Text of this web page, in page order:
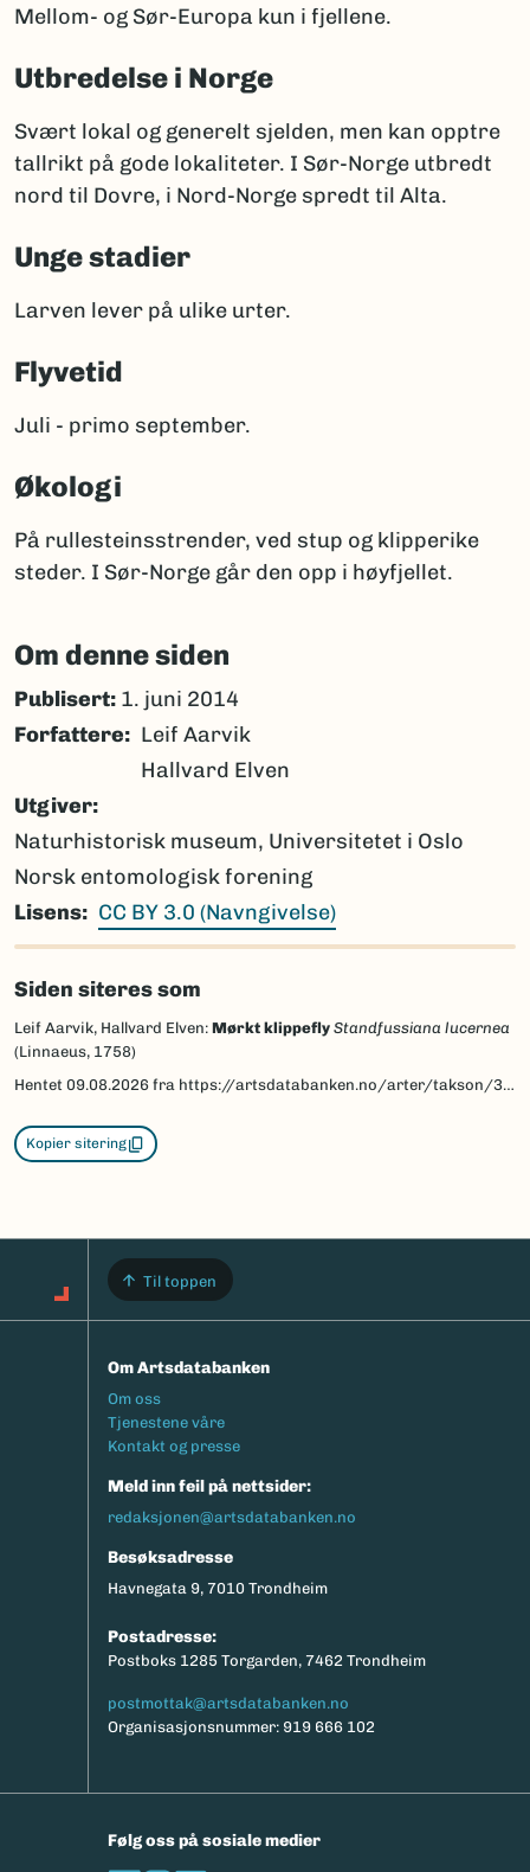
Mellom- og Sør-Europa kun i fjellene.
Utbredelse i Norge
Svært lokal og generelt sjelden, men kan opptre
tallrikt på gode lokaliteter. I Sør-Norge utbredt
nord til Dovre, i Nord-Norge spredt til Alta.
Unge stadier
Larven lever på ulike urter.
Flyvetid
Juli - primo september.
Økologi
På rullesteinsstrender, ved stup og klipperike
steder. I Sør-Norge går den opp i høyfjellet.
Om denne siden
Publisert: 1. juni 2014
Forfattere
Leif Aarvik
Hallvard Elven
Utgiver
Naturhistorisk museum, Universitetet i Oslo
Norsk entomologisk forening
Lisens
CC BY 3.0 (Navngivelse)
Siden siteres som
Leif Aarvik, Hallvard Elven: Mørkt klippefly Standfussiana lucernea
(Linnaeus, 1758)
Hentet 09.08.2026 fra https://artsdatabanken.no/arter/takson/30952/beskrivelse
Kopier sitering
Til toppen
Om Artsdatabanken
Footermeny
Om oss
Tjenestene våre
Kontakt og presse
Meld inn feil på nettsider:
redaksjonen@artsdatabanken.no
Besøksadresse
Havnegata 9, 7010 Trondheim
Postadresse:
Postboks 1285 Torgarden, 7462 Trondheim
postmottak@artsdatabanken.no
Organisasjonsnummer: 919 666 102
Følg oss på sosiale medier